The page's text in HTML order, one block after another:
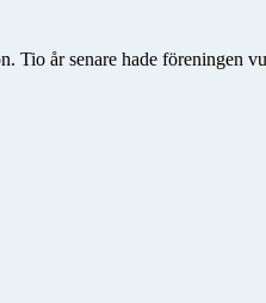
år senare hade föreningen